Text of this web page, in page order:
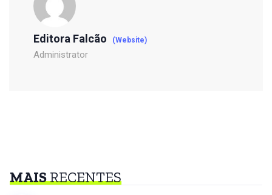
Editora Falcão (Website)
Administrator
MAISRECENTES